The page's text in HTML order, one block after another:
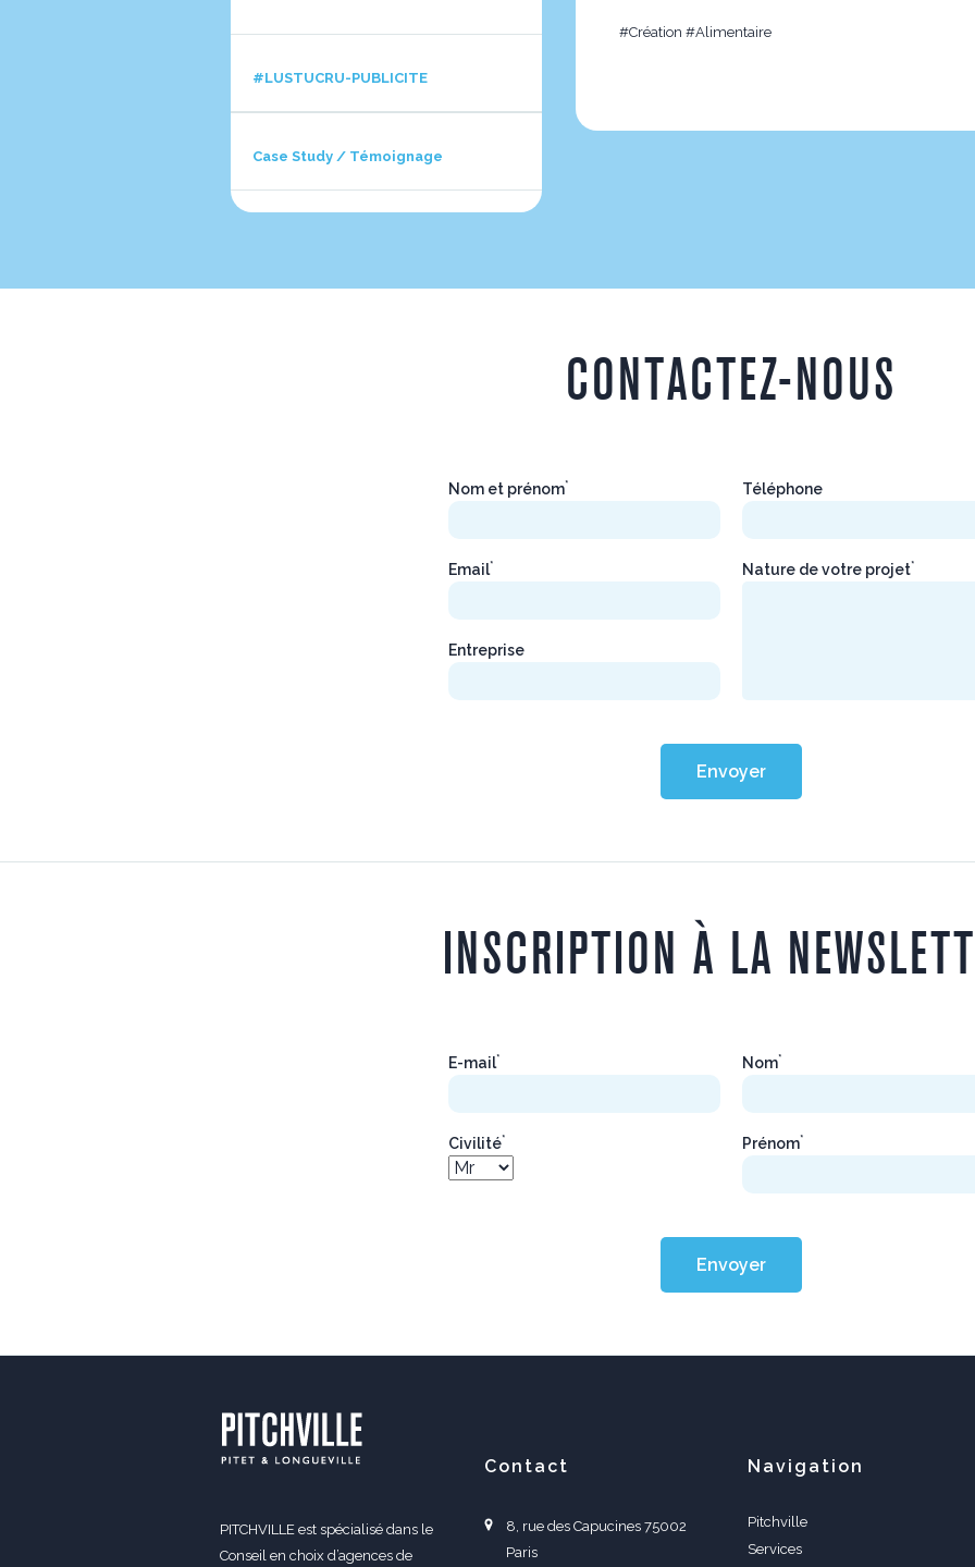
#LUSTUCRU-PUBLICITE
Case Study / Témoignage
#Création #Alimentaire
CONTACTEZ-NOUS
Nom et prénom*
Email*
Entreprise
Téléphone
Nature de votre projet*
Envoyer
INSCRIPTION À LA
E-mail*
Civilité*
Nom*
Prénom*
Envoyer
PITCHVILLE est spécialisé dans le
Conseil en choix d’agences de
Contact
8, rue des Capucines 75002
Paris
Navigation
Pitchville
Services